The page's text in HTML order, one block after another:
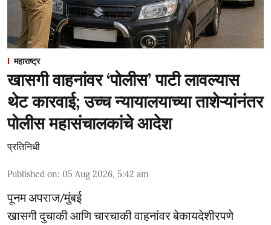
महाराष्ट्र
खासगी वाहनांवर ‘पोलीस’ पाटी लावल्यास
थेट कारवाई; उच्च न्यायालयाच्या ताशेऱ्यांनंतर
पोलीस महासंचालकांचे आदेश
प्रतिनिधी
Published on: 05 Aug 2026, 5:42 am
पूनम अपराज/मुंबई
खासगी दुचाकी आणि चारचाकी वाहनांवर बेकायदेशीरपणे